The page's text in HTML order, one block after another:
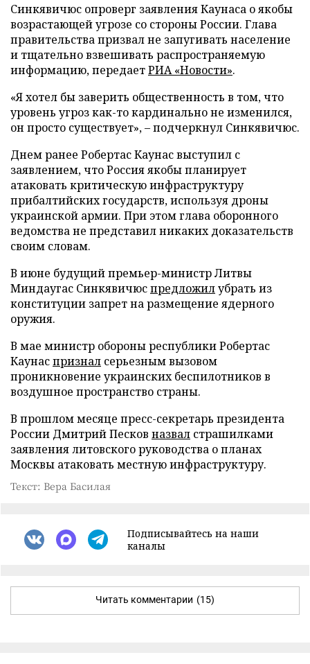
Синкявичюс опроверг заявления Каунаса о якобы
возрастающей угрозе со стороны России. Глава
правительства призвал не запугивать население
и тщательно взвешивать распространяемую
информацию, передаетРИА «Новости».
«Я хотел бы заверить общественность в том, что
уровень угроз как-то кардинально не изменился,
он просто существует», – подчеркнул Синкявичюс.
Днем ранее Робертас Каунас выступил с
заявлением, что Россия якобы планирует
атаковать критическую инфраструктуру
прибалтийских государств, используя дроны
украинской армии. При этом глава оборонного
ведомства не представил никаких доказательств
своим словам.
В июне будущий премьер-министр Литвы
Миндаугас Синкявичюспредложилубрать из
конституции запрет на размещение ядерного
оружия.
В мае министр обороны республики Робертас
Каунаспризнал серьезным вызовом
проникновение украинских беспилотников в
воздушное пространство страны.
В прошлом месяце пресс-секретарь президента
России Дмитрий Песков назвал страшилками
заявления литовского руководства о планах
Москвы атаковать местную инфраструктуру.
Текст: Вера Басилая
Подписывайтесь на наши
каналы
Читать комментарии (15)